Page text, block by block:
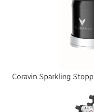
Coravin Sparkling